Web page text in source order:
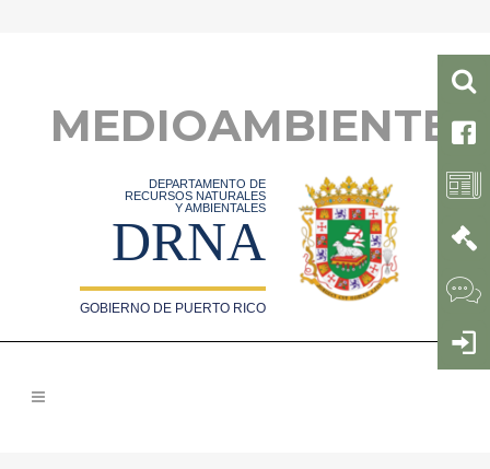
MEDIOAMBIENTE
DEPARTAMENTO DE
RECURSOS NATURALES
Y AMBIENTALES
DRNA
GOBIERNO DE PUERTO RICO